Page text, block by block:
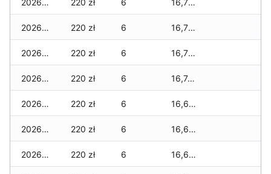
2026-03-19 220 zł 6 16,750 zł
2026-03-18 220 zł 6 16,750 zł
2026-03-17 220 zł 6 16,750 zł
2026-03-16 220 zł 6 16,740 zł
2026-03-15 220 zł 6 16,680 zł
2026-03-14 220 zł 6 16,680 zł
2026-03-13 220 zł 6 16,680 zł